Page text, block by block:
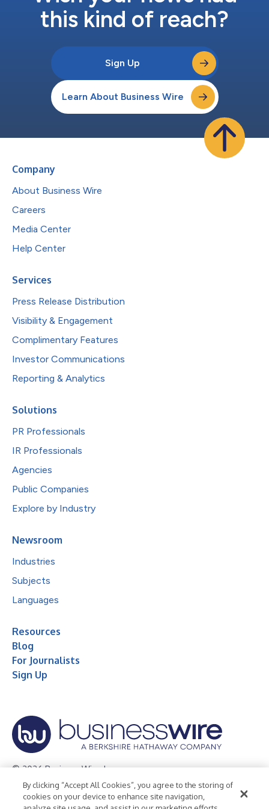
this kind of reach?
Sign Up
Learn About Business Wire
Company
About Business Wire
Careers
Media Center
Help Center
Services
Press Release Distribution
Visibility & Engagement
Complimentary Features
Investor Communications
Reporting & Analytics
Solutions
PR Professionals
IR Professionals
Agencies
Public Companies
Explore by Industry
Newsroom
Industries
Subjects
Languages
Resources
Blog
For Journalists
Sign Up
© 2026 Business Wire, Inc.
Privacy Policy Cookie Policy
Accessibility Statement
By clicking “Accept All Cookies”, you agree to the storing of
cookies on your device to enhance site navigation,